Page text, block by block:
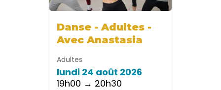
Danse - Adultes -
Avec Anastasia
Adultes
lundi 24 août 2026
19h00 → 20h30